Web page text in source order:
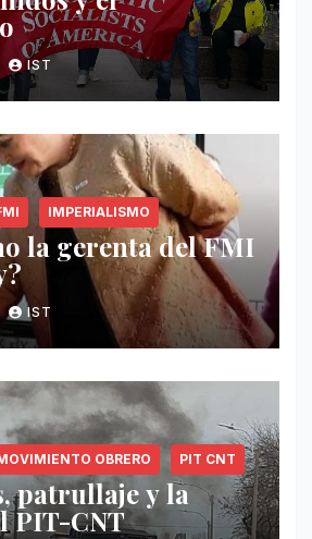
IST
IMPERIALISMO
la gerenta del FMI
IST
OBRERO PIT CNT
patrullaje y la
PIT-CNT